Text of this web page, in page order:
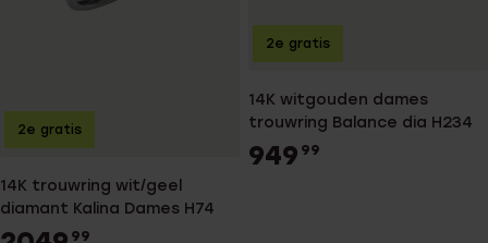
14K trouwring wit/geel
diamant Kalina Dames H74
99
2e gratis
14K witgouden dames
trouwring Balance dia H234
949 99
2e gratis